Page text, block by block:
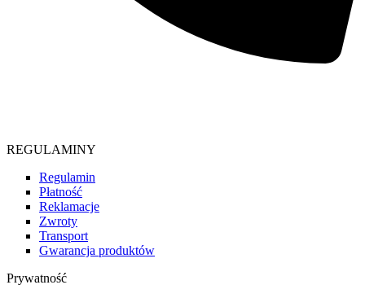
REGULAMINY
Regulamin
Płatność
Reklamacje
Zwroty
Transport
Gwarancja produktów
Prywatność